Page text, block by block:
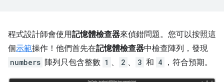
程式設計師會使用記憶體檢查器來偵錯問題。您可以按照這
個示範操作！他們首先在記憶體檢查器中檢查陣列，發現
numbers 陣列只包含整數 1 、 2 、 3 和 4 ，符合預期。